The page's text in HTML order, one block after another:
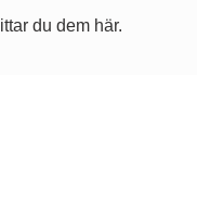
du dem här.